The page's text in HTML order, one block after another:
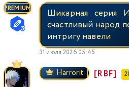
PREMIUM
Шикарная серия
счастливый народ
интригу навели
31 июля 2026 05:45
Harrorit [RBF]